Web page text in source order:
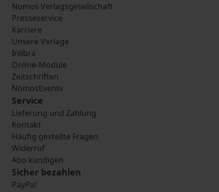
Nomos Verlagsgesellschaft
Presseservice
Karriere
Unsere Verlage
Inlibra
Online-Module
Zeitschriften
NomosEvents
Service
Lieferung und Zahlung
Kontakt
Häufig gestellte Fragen
Widerruf
Abo kündigen
Sicher bezahlen
PayPal